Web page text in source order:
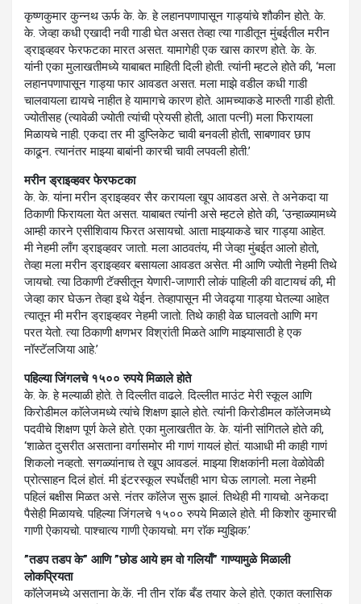
कृष्णकुमार कुन्नथ ऊर्फ के. के. हे लहानपणापासून गाड्यांचे शौकीन होते. के.
के. जेव्हा कधी एखादी नवी गाडी घेत असत तेव्हा त्या गाडीतून मुंबईतील मरीन
ड्राइव्हवर फेरफटका मारत असत. यामागेही एक खास कारण होते. के. के.
यांनी एका मुलाखतीमध्ये याबाबत माहिती दिली होती. त्यांनी म्हटले होते की, ‘मला
लहानपणापासून गाड्या फार आवडत असत. मला माझे वडील कधी गाडी
चालवायला द्यायचे नाहीत हे यामागचे कारण होते. आमच्याकडे मारुती गाडी होती.
ज्योतीसह (त्यावेळी ज्योती त्यांची प्रेयसी होती, आता पत्नी) मला फिरायला
मिळायचे नाही. एकदा तर मी डुप्लिकेट चावी बनवली होती, साबणावर छाप
काढून. त्यानंतर माझ्या बाबांनी कारची चावी लपवली होती.’
मरीन ड्राइव्हवर फेरफटका
के. के. यांना मरीन ड्राइव्हवर सैर करायला खूप आवडत असे. ते अनेकदा या
ठिकाणी फिरायला येत असत. याबाबत त्यांनी असे म्हटले होते की, ‘उन्हाळ्यामध्ये
आम्ही कारने एसीशिवाय फिरत असायचो. आता माझ्याकडे चार गाड्या आहेत.
मी नेहमी लाँग ड्राइव्हवर जातो. मला आठवतंय, मी जेव्हा मुंबईत आलो होतो,
तेव्हा मला मरीन ड्राइव्हवर बसायला आवडत असेत. मी आणि ज्योती नेहमी तिथे
जायचो. त्या ठिकाणी टॅक्सीतून येणारी-जाणारी लोकं पाहिली की वाटायचं की, मी
जेव्हा कार घेऊन तेव्हा इथे येईन. तेव्हापासून मी जेवढ्या गाड्या घेतल्या आहेत
त्यातून मी मरीन ड्राइव्हवर नेहमी जातो. तिथे काही वेळ घालवतो आणि मग
परत येतो. त्या ठिकाणी क्षणभर विश्रांती मिळते आणि माझ्यासाठी हे एक
नॉस्टॅलजिया आहे.’
पहिल्या जिंगलचे १५०० रुपये मिळाले होते
के. के. हे मल्याळी होते. ते दिल्लीत वाढले. दिल्लीत माउंट मेरी स्कूल आणि
किरोडीमल काॅलेजमध्ये त्यांचे शिक्षण झाले होते. त्यांनी किरोडीमल काॅलेजमध्ये
पदवीचे शिक्षण पूर्ण केले होते. एका मुलाखतीत के. के. यांनी सांगितले होते की,
‘शाळेत दुसरीत असताना वर्गासमोर मी गाणं गायलं होतं. याआधी मी काही गाणं
शिकलो नव्हतो. सगळ्यांनाच ते खूप आवडलं. माझ्या शिक्षकांनी मला वेळोवेळी
प्रोत्साहन दिलं होतं. मी इंटरस्कूल स्पर्धेतही भाग घेऊ लागलो. मला नेहमी
पहिलं बक्षीस मिळत असे. नंतर काॅलेज सुरू झालं. तिथेही मी गायचो. अनेकदा
पैसेही मिळायचे. पहिल्या जिंगलचे १५०० रुपये मिळाले होते. मी किशोर कुमारची
गाणी ऐकायचो. पाश्चात्य गाणी ऐकायचो. मग राॅक म्युझिक.’
”तडप तडप के” आणि ”छोड आये हम वो गलियाँ” गाण्यामुळे मिळाली
लोकप्रियता
काॅलेजमध्ये असताना के.कें. नी तीन राॅक बँड तयार केले होते. एकात क्लासिक